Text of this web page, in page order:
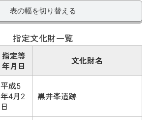
表の幅を切り替える
指定文化財一覧
指定等
年月日
文化財名
平成5
年4月2
日
黒井峯遺跡